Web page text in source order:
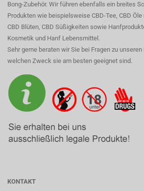
Bong-Zubehör. Wir führen ebenfalls ein breites
Produkten wie beispielsweise CBD-Tee, CBD Öle
CBD Blüten, CBD Süßigkeiten sowie
Kosmetik und Hanf Lebensmittel.
Sehr gerne beraten wir Sie bei Fragen zu
welchen Zweck sie am besten geeignet sind.
KONTAKT